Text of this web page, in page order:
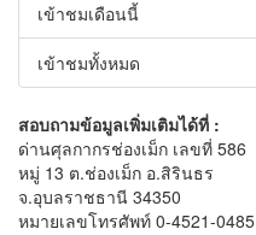
เข้าชมเดือนนี้
เข้าชมทั้งหมด
สอบถามข้อมูลเพิ่มเติมได้ที่ :
ด่านศุลกากรช่องเม็ก เลขที่ 586
หมู่ 13 ต.ช่องเม็ก อ.สิรินธร
จ.อุบลราชธานี 34350
หมายเลขโทรศัพท์ 0-4521-0485